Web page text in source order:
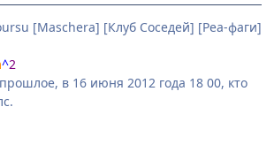
[Maschera] [Клуб Соседей] [Реа-фаги]
^2
в 16 июня 2012 года 18 00, кто